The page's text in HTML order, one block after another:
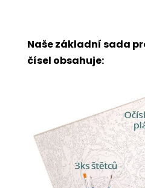
Naše základní sada
čísel obsahuje: